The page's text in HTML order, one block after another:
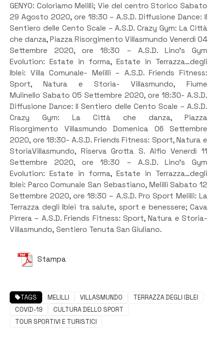
GENYO: Coloriamo Melilli; Vie del centro Storico Sabato
29 Agosto 2020, ore 18:30 – A.S.D. Diffusione Dance: Il
Sentiero delle Cento Scale – A.S.D. Crazy Gym: La Città
che danza, Piazza Risorgimento Villasmundo Venerdì 04
Settembre 2020, ore 18:30 – A.S.D. Lino’s Gym
Evolution: Estate in forma, Estate in Terrazza…degli
Iblei: Villa Comunale- Melilli – A.S.D. Friends Fitness:
Sport, Natura e Storia- Villasmundo, Fiume
Mulinello Sabato 05 Settembre 2020, ore 18:30- A.S.D.
Diffusione Dance: Il Sentiero delle Cento Scale – A.S.D.
Crazy Gym: La Città che danza, Piazza
Risorgimento Villasmundo Domenica 06 Settembre
2020, ore 18:30- A.S.D. Friends Fitness: Sport, Natura e
StoriaVillasmundo, Riserva Grotta S. Alfio Venerdì 11
Settembre 2020, ore 18:30 – A.S.D. Lino’s Gym
Evolution: Estate in forma, Estate in Terrazza…degli
Iblei: Parco Comunale San Sebastiano, Melilli Sabato 12
Settembre 2020, ore 18:30 – A.S.D. Pro Sport Melilli: La
Terrazza degli Iblei tra salute, sport e benessere; Cava
Pirrera – A.S.D. Friends Fitness: Sport, Natura e Storia-
Villasmundo, Sentiero Tenuta San Giuliano.
Stampa
TAGS MELILLI VILLASMUNDO
TERRAZZA DEGLI IBLEI
COVID-19
CULTURA DELLO SPORT
TOUR SPORTIVI E TURISTICI